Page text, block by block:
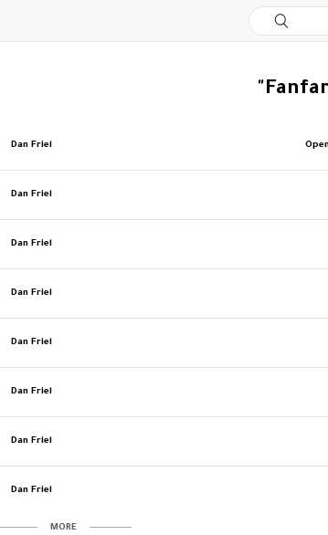
Dan Friel
Dan Friel
Dan Friel
Dan Friel
Dan Friel
Dan Friel
Dan Friel
Dan Friel
MORE